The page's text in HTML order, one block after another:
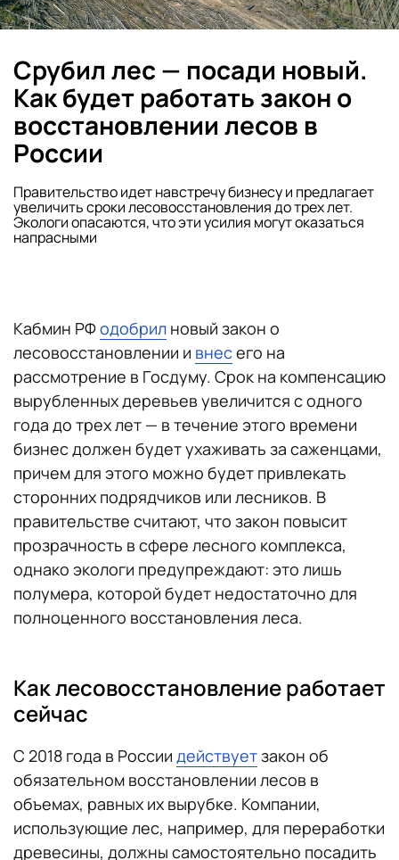
Срубил лес — посади новый.
Как будет работать закон о
восстановлении лесов в
России
Правительство идет навстречу бизнесу и предлагает
увеличить сроки лесовосстановления до трех лет.
Экологи опасаются, что эти усилия могут оказаться
напрасными
Кабмин РФодобрил новый закон о
лесовосстановлении и внесего на
рассмотрение в Госдуму. Срок на компенсацию
вырубленных деревьев увеличится с одного
года до трех лет — в течение этого времени
бизнес должен будет ухаживать за саженцами,
причем для этого можно будет привлекать
сторонних подрядчиков или лесников. В
правительстве считают, что закон повысит
прозрачность в сфере лесного комплекса,
однако экологи предупреждают: это лишь
полумера, которой будет недостаточно для
полноценного восстановления леса.
Как лесовосстановление работает
сейчас
С 2018 года в России действуетзакон об
обязательном восстановлении лесов в
объемах, равных их вырубке. Компании,
использующие лес, например, для переработки
древесины, должны самостоятельно посадить